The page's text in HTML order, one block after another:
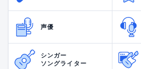
声優
シンガー
ソングライター